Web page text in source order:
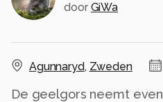
door GiWa
Agunnaryd, Zweden
De geelgors neemt